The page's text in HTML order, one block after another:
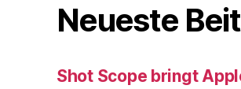
Neueste
Shot Scope bringt